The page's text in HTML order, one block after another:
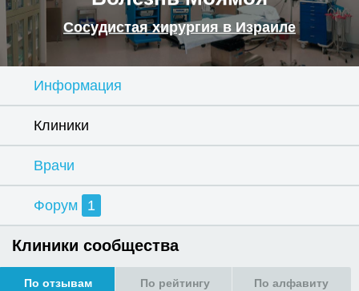
Сосудистая хирургия в Израиле
Информация
Клиники
Врачи
Форум 1
Клиники сообщества
По отзывам По рейтингу По алфавиту